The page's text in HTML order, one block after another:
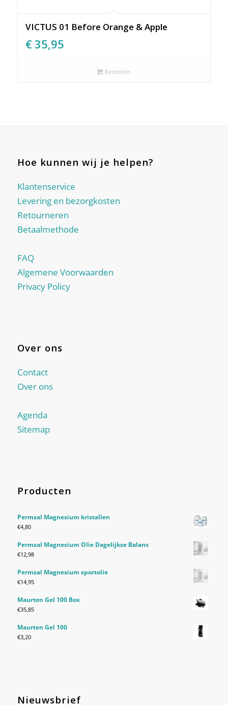
VICTUS 01 Before Orange & Apple
€35,95
Bestellen
Hoe kunnen wij je helpen?
Klantenservice
Levering en bezorgkosten
Retourneren
Betaalmethode
FAQ
Algemene Voorwaarden
Privacy Policy
Over ons
Contact
Over ons
Agenda
Sitemap
Producten
Permsal Magnesium kristallen
€4,80
Permsal Magnesium Olie Dagelijkse Balans
€12,98
Permsal Magnesium sportolie
€14,95
Maurten Gel 100 Box
€35,85
Maurten Gel 100
€3,20
Nieuwsbrief